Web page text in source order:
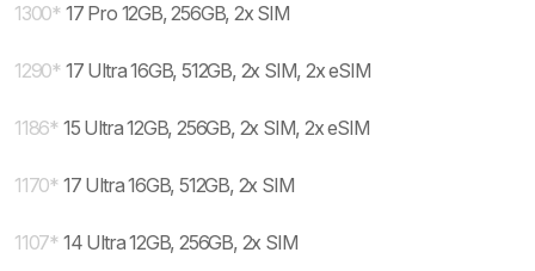
1300* 17 Pro 12GB, 256GB, 2x SIM
1290* 17 Ultra 16GB, 512GB, 2x SIM, 2x eSIM
1186* 15 Ultra 12GB, 256GB, 2x SIM, 2x eSIM
1170* 17 Ultra 16GB, 512GB, 2x SIM
1107* 14 Ultra 12GB, 256GB, 2x SIM